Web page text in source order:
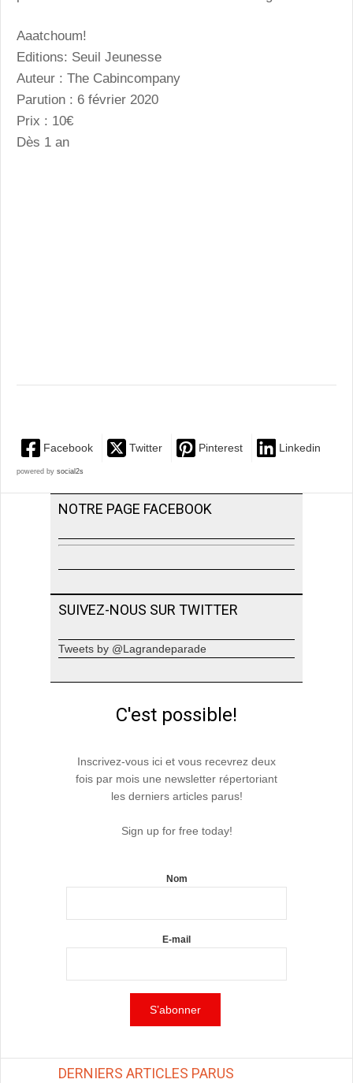
Aaatchoum!
Editions: Seuil Jeunesse
Auteur : The Cabincompany
Parution : 6 février 2020
Prix : 10€
Dès 1 an
Facebook Twitter Pinterest Linkedin
powered by social2s
NOTRE PAGE FACEBOOK
SUIVEZ-NOUS SUR TWITTER
Tweets by @Lagrandeparade
C'est possible!
Inscrivez-vous ici et vous recevrez deux
fois par mois une newsletter répertoriant
les derniers articles parus!
Sign up for free today!
Nom
E-mail
DERNIERS ARTICLES PARUS